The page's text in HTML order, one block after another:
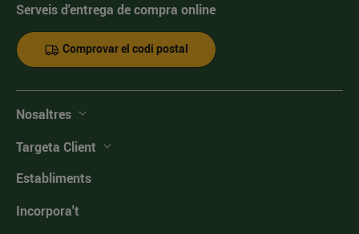
Serveis d'entrega de compra online
Comprovar el codi postal
Nosaltres
Targeta Client
Establiments
Incorpora't